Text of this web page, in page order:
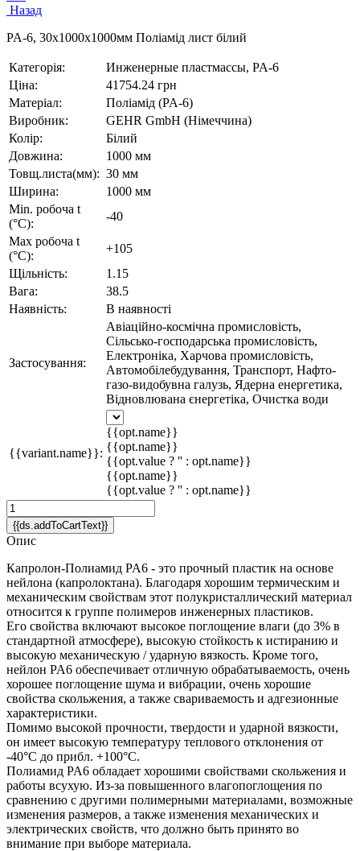
Назад
PA-6, 30х1000х1000мм Поліамід лист білий
Категорія:
Инженерные пластмассы, PA-6
Ціна:
41754.24 грн
Матеріал:
Поліамід (PA-6)
Виробник:
GEHR GmbH (Німеччина)
Колір:
Білий
Довжина:
1000 мм
Товщ.листа(мм): 30 мм
Ширина:
1000 мм
Min. робоча t
(°C):
-40
Max робоча t
(°C):
+105
Щільність:
1.15
Вага:
38.5
Наявність:
В наявності
Застосування:
Авіаційно-космічна промисловість,
Сільсько-господарська промисловість,
Електроніка, Харчова промисловість,
Автомобілебудування, Транспорт, Нафто-
газо-видобувна галузь, Ядерна енергетика,
Відновлювана єнергетіка, Очистка води
{{variant.name}}:
{{opt.name}}
{{opt.name}}
{{opt.value ? '' : opt.name}}
{{opt.name}}
{{opt.value ? '' : opt.name}}
{{ds.addToCartText}}
Опис
Капролон-Полиамид PA6 - это прочный пластик на основе
нейлона (капролоктана). Благодаря хорошим термическим и
механическим свойствам этот полукристаллический материал
относится к группе полимеров инженерных пластиков.
Его свойства включают высокое поглощение влаги (до 3% в
стандартной атмосфере), высокую стойкость к истиранию и
высокую механическую / ударную вязкость. Кроме того,
нейлон PA6 обеспечивает отличную обрабатываемость, очень
хорошее поглощение шума и вибрации, очень хорошие
свойства скольжения, а также свариваемость и адгезионные
характеристики.
Помимо высокой прочности, твердости и ударной вязкости,
он имеет высокую температуру теплового отклонения от
-40°C до прибл. +100°С.
Полиамид PA6 обладает хорошими свойствами скольжения и
работы всухую. Из-за повышенного влагопоглощения по
сравнению с другими полимерными материалами, возможные
изменения размеров, а также изменения механических и
электрических свойств, что должно быть принято во
внимание при выборе материала.